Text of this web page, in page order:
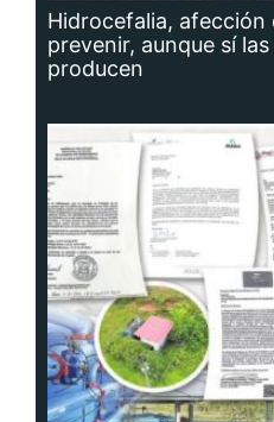
Hidrocefalia, afección
prevenir, aunque sí
producen